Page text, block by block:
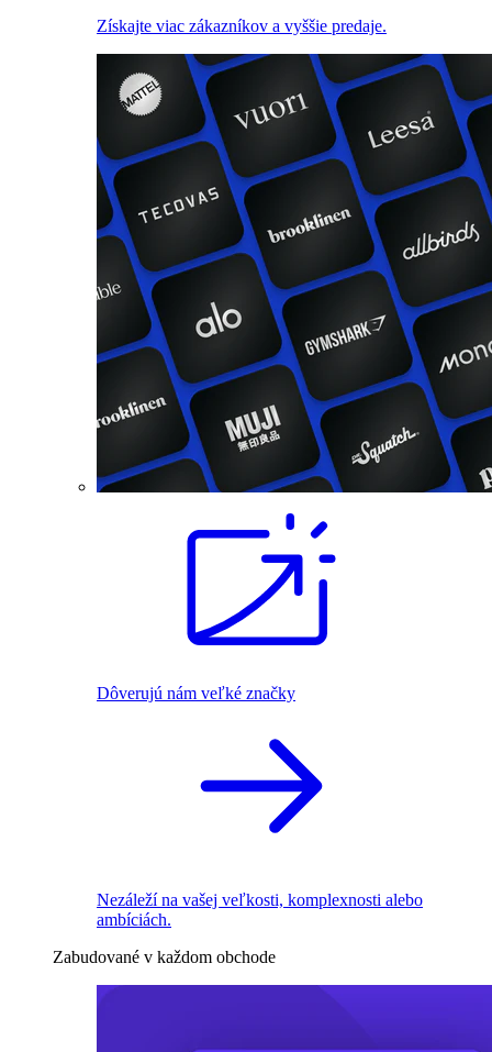
Získajte viac zákazníkov a vyššie predaje.
Dôverujú nám veľké značky
Nezáleží na vašej veľkosti, komplexnosti alebo
ambíciách.
Zabudované v každom obchode